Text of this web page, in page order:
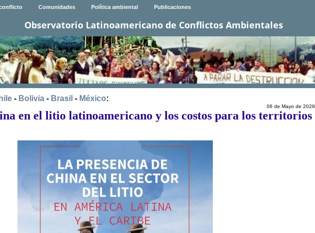
Comunidades Política ambiental Publicaciones
Observatorio Latinoamericano de Conflictos Ambientales
- Bolivia - Brasil - México:
06 de Mayo de 2026
en el litio latinoamericano y los costos para los territorios